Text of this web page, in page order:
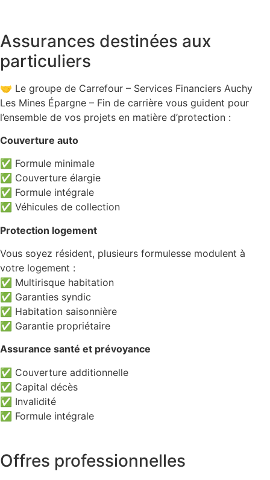
Assurances destinées aux
particuliers
🤝 Le groupe de Carrefour – Services Financiers Auchy
Les Mines Épargne – Fin de carrière vous guident pour
l’ensemble de vos projets en matière d’protection :
Couverture auto
✅ Formule minimale
✅ Couverture élargie
✅ Formule intégrale
✅ Véhicules de collection
Protection logement
Vous soyez résident, plusieurs formulesse modulent à
votre logement :
✅ Multirisque habitation
✅ Garanties syndic
✅ Habitation saisonnière
✅ Garantie propriétaire
Assurance santé et prévoyance
✅ Couverture additionnelle
✅ Capital décès
✅ Invalidité
✅ Formule intégrale
Offres professionnelles